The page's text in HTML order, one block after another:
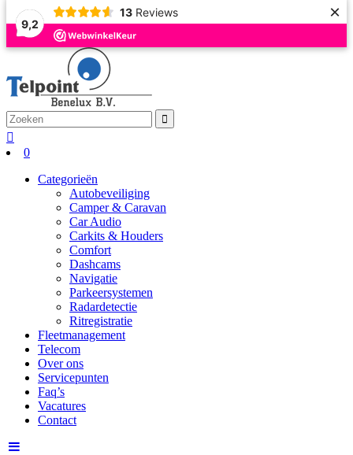
9,2
13 Reviews ×
0
Categorieën
Autobeveiliging
Camper & Caravan
Car Audio
Carkits & Houders
Comfort
Dashcams
Navigatie
Parkeersystemen
Radardetectie
Ritregistratie
Fleetmanagement
Telecom
Over ons
Servicepunten
Faq’s
Vacatures
Contact